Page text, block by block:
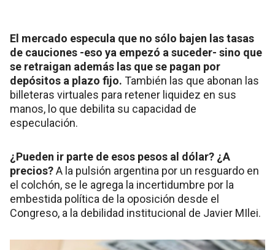
El mercado especula que no sólo bajen las tasas
de cauciones -eso ya empezó a suceder- sino que
se retraigan además las que se pagan por
depósitos a plazo fijo. También las que abonan las
billeteras virtuales para retener liquidez en sus
manos, lo que debilita su capacidad de
especulación.
¿Pueden ir parte de esos pesos al dólar? ¿A
precios?A la pulsión argentina por un resguardo en
el colchón, se le agrega la incertidumbre por la
embestida política de la oposición desde el
Congreso, a la debilidad institucional de Javier MIlei.